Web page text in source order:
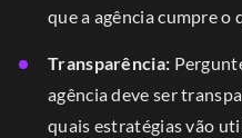
que a agência cumpre o
Transparência:
agência deve ser
quais estratégias vão